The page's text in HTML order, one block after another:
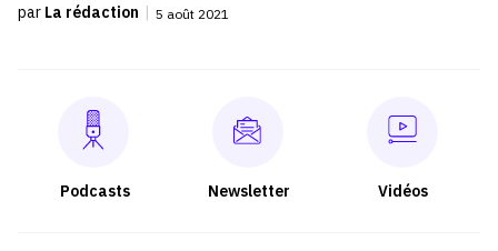
par La rédaction | 5 août 2021
Podcasts Newsletter Vidéos